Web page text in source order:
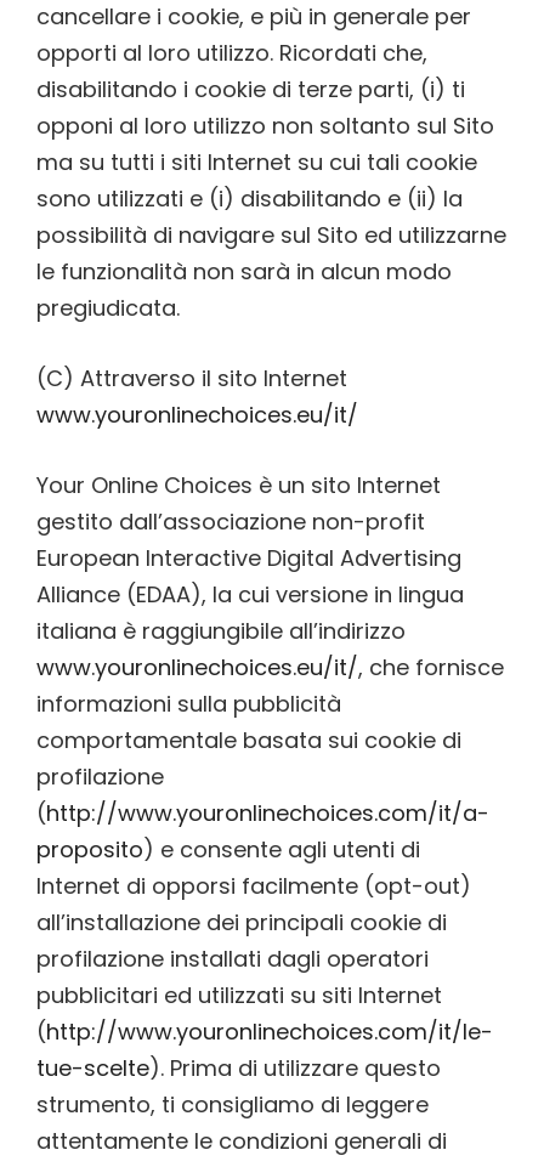
cancellare i cookie, e più in generale per
opporti al loro utilizzo. Ricordati che,
disabilitando i cookie di terze parti, (i) ti
opponi al loro utilizzo non soltanto sul Sito
ma su tutti i siti Internet su cui tali cookie
sono utilizzati e (i) disabilitando e (ii) la
possibilità di navigare sul Sito ed utilizzarne
le funzionalità non sarà in alcun modo
pregiudicata.
(C) Attraverso il sito Internet
www.youronlinechoices.eu/it/
Your Online Choices è un sito Internet
gestito dall’associazione non-profit
European Interactive Digital Advertising
Alliance (EDAA), la cui versione in lingua
italiana è raggiungibile all’indirizzo
www.youronlinechoices.eu/it/, che fornisce
informazioni sulla pubblicità
comportamentale basata sui cookie di
profilazione
(http://www.youronlinechoices.com/it/a-
proposito) e consente agli utenti di
Internet di opporsi facilmente (opt-out)
all’installazione dei principali cookie di
profilazione installati dagli operatori
pubblicitari ed utilizzati su siti Internet
(http://www.youronlinechoices.com/it/le-
tue-scelte). Prima di utilizzare questo
strumento, ti consigliamo di leggere
attentamente le condizioni generali di